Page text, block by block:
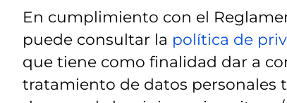
En cumplimiento con el
puede consultar la política de
que tiene como finalidad dar a
tratamiento de datos personales